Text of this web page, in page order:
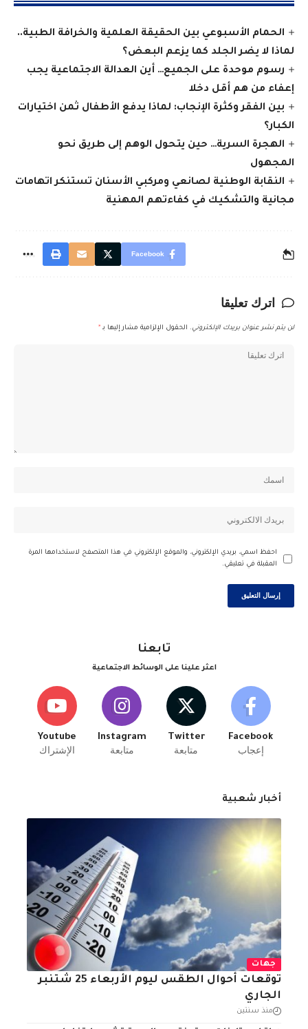
الحمام الأسبوعي بين الحقيقة العلمية والخرافة الطبية..
لماذا لا يضر الجلد كما يزعم البعض؟
رسوم موحدة على الجميع… أين العدالة الاجتماعية يجب
إعفاء من هم أقل دخلا
بين الفقر وكثرة الإنجاب: لماذا يدفع الأطفال ثمن اختيارات
الكبار؟
الهجرة السرية… حين يتحول الوهم إلى طريق نحو
المجهول
النقابة الوطنية لصانعي ومركبي الأسنان تستنكر اتهامات
مجانية والتشكيك في كفاءتهم المهنية
Facebook
اترك تعليقا
لن يتم نشر عنوان بريدك الإلكتروني. الحقول الإلزامية مشار إليها بـ *
احفظ اسمي، بريدي الإلكتروني، والموقع الإلكتروني في هذا المتصفح لاستخدامها المرة
المقبلة في تعليقي.
تابعنا
اعثر علينا على الوسائط الاجتماعية
Facebook
إعجاب
Twitter
متابعة
Instagram
متابعة
Youtube
الإشتراك
أخبار شعبية
جهات
توقعات أحوال الطقس ليوم الأربعاء 25 شتنبر
الجاري
منذ سنتين